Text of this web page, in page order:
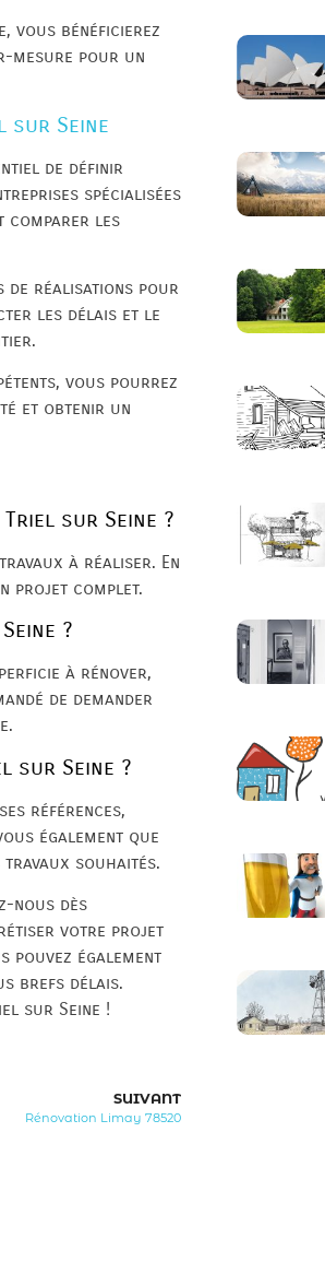
vous bénéficierez
mesure pour un
sur Seine
de définir
spécialisées
comparer les
de réalisations pour
les délais et le
vous pourrez
et obtenir un
Triel sur Seine ?
à réaliser. En
projet complet.
?
à rénover,
de demander
sur Seine ?
références,
également que
souhaités.
nous dès
votre projet
pouvez également
brefs délais.
sur Seine !
SUIVANT
Rénovation Limay 78520